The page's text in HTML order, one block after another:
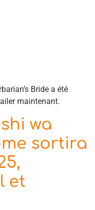
Bride a été
maintenant.
wa
sortira
et